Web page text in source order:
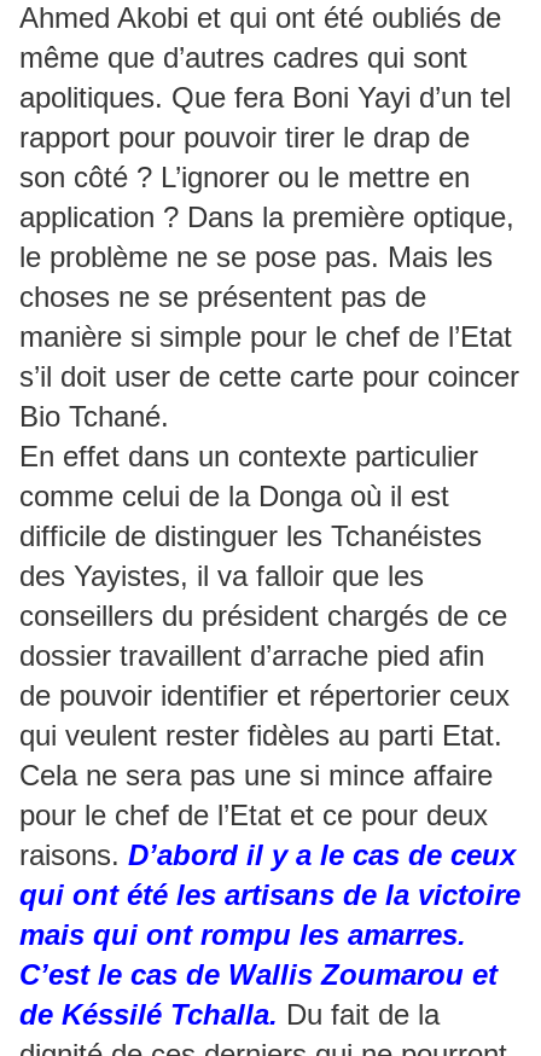
Ahmed Akobi et qui ont été oubliés de
même que d’autres cadres qui sont
apolitiques. Que fera Boni Yayi d’un tel
rapport pour pouvoir tirer le drap de
son côté ? L’ignorer ou le mettre en
application ? Dans la première optique,
le problème ne se pose pas. Mais les
choses ne se présentent pas de
manière si simple pour le chef de l’Etat
s’il doit user de cette carte pour coincer
Bio Tchané.
En effet dans un contexte particulier
comme celui de la Donga où il est
difficile de distinguer les Tchanéistes
des Yayistes, il va falloir que les
conseillers du président chargés de ce
dossier travaillent d’arrache pied afin
de pouvoir identifier et répertorier ceux
qui veulent rester fidèles au parti Etat.
Cela ne sera pas une si mince affaire
pour le chef de l’Etat et ce pour deux
raisons. D’abord il y a le cas de ceux
qui ont été les artisans de la victoire
mais qui ont rompu les amarres.
C’est le cas de Wallis Zoumarou et
de Késsilé Tchalla. Du fait de la